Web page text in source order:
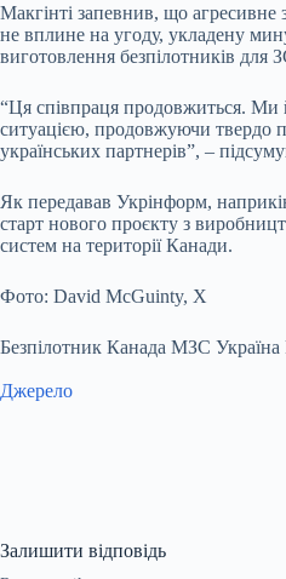
Макгінті запевнив, що
не вплине на угоду, укладену
виготовлення безпілотників для
“Ця співпраця продовжиться. Ми
ситуацією, продовжуючи твердо
українських партнерів”, –
Як передавав Укрінформ,
старт нового проєкту з
систем на території Канади.
Фото: David McGuinty, X
Безпілотник Канада МЗС Україна
Джерело
Залишити відповідь